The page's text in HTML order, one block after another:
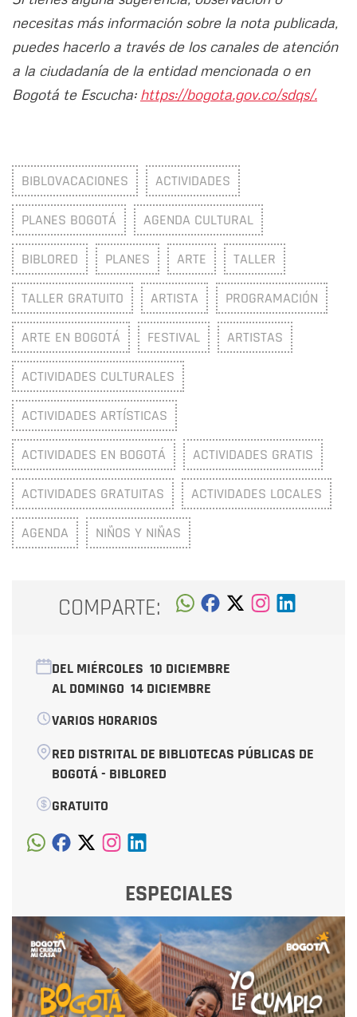
necesitas más información sobre la nota publicada,
puedes hacerlo a través de los canales de atención
a la ciudadanía de la entidad mencionada o en
Bogotá te Escucha: https://bogota.gov.co/sdqs/.
BIBLOVACACIONES ACTIVIDADES
PLANES BOGOTÁ AGENDA CULTURAL
BIBLORED PLANES ARTE TALLER
TALLER GRATUITO ARTISTA PROGRAMACIÓN
ARTE EN BOGOTÁ FESTIVAL ARTISTAS
ACTIVIDADES CULTURALES
ACTIVIDADES ARTÍSTICAS
ACTIVIDADES EN BOGOTÁ ACTIVIDADES GRATIS
ACTIVIDADES GRATUITAS ACTIVIDADES LOCALES
AGENDA NIÑOS Y NIÑAS
COMPARTE:
DEL MIÉRCOLES 10 DICIEMBRE
AL DOMINGO 14 DICIEMBRE
VARIOS HORARIOS
RED DISTRITAL DE BIBLIOTECAS PÚBLICAS DE
BOGOTÁ - BIBLORED
GRATUITO
ESPECIALES